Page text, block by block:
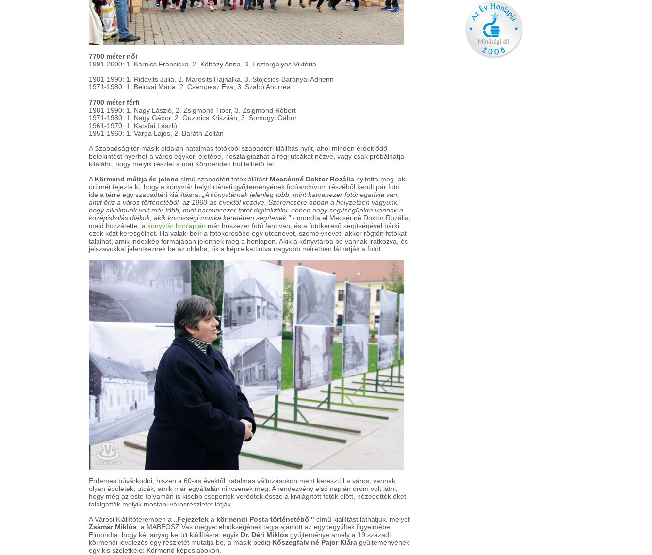
7700 méter női
1991-2000: 1. Kárnics Franciska, 2. Kőházy Anna, 3. Esztergályos Viktória
1981-1990: 1. Ridavits Júlia, 2. Marosits Hajnalka, 3. Stojcsics-Baranyai Adrienn
1971-1980: 1. Belovai Mária, 2. Csempesz Éva, 3. Szabó Andrrea
7700 méter férfi
1981-1990: 1. Nagy László, 2. Zsigmond Tibor, 3. Zsigmond Róbert
1971-1980: 1. Nagy Gábor, 2. Guzmics Krisztián, 3. Somogyi Gábor
1961-1970: 1. Katafai László
1951-1960: 1. Varga Lajos, 2. Baráth Zoltán
A Szabadság tér másik oldalán hatalmas fotókból szabadtéri kiállítás nyílt, ahol minden érdeklődő
betekintést nyerhet a város egykori életébe, nosztalgiázhat a régi utcákat nézve, vagy csak próbálhatja
kitalálni, hogy melyik részlet a mai Körmenden hol lelhető fel.
A Körmend múltja és jelene című szabadtéri fotókiállítást Mecsériné Doktor Rozália nyitotta meg, aki
örömét fejezte ki, hogy a könyvtár helytörténeti gyűjteményének fotóarchívum részéből került pár fotó
ide a térre egy szabadtéri kiállításra.
„A könyvtárnak jelenleg több, mint hatvanezer fotónegatívja van,
amit őriz a város történetéből, az 1960-as évektől kezdve. Szerencsére abban a helyzetben vagyunk,
hogy alkalmunk volt már több, mint harmincezer fotót digitalizálni, ebben nagy segítségünkre vannak a
középiskolás diákok, akik közösségi munka keretében segítenek."- mondta el Mecsériné Doktor Rozália,
majd hozzátette: a könyvtár honlapján már húszezer fotó fent van, és a fotókereső segítségével bárki
ezek közt keresgélhet. Ha valaki beír a fotókeresőbe egy utcanevet, személynevet, akkor rögtön fotókat
találhat, amik indexkép formájában jelennek meg a honlapon. Akik a könyvtárba be vannak iratkozva, és
jelszavukkal jelentkeznek be az oldalra, ők a képre kattintva nagyobb méretben láthatják a fotót.
Érdemes búvárkodni, hiszen a 60-as évektől hatalmas változásokon ment keresztül a város, vannak
olyan épületek, utcák, amik már egyáltalán nincsenek meg. A rendezvény első napján öröm volt látni,
hogy még az este folyamán is kisebb csoportok verődtek össze a kivilágított fotók előtt, nézegették őket,
találgatták melyik mostani városrészletet látják.
A Városi Kiállítóteremben a „Fejezetek a körmendi Posta történetéből" című kiállítást láthatjuk, melyet
Zsámár Miklós, a MABÉOSZ Vas megyei elnökségének tagja ajánlott az egybegyűltek figyelmébe.
Elmondta, hogy két anyag került kiállításra, egyik Dr. Déri Miklós gyűjteménye amely a 19 századi
körmendi levelezés egy részletét mutatja be, a másik pedig Kőszegfalviné Pajor Klára gyűjteményének
egy kis szeletkéje: Körmend képeslapokon.